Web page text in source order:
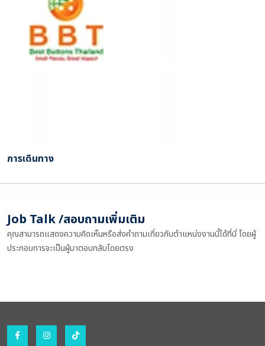
การเดินทาง
Job Talk /สอบถามเพิ่มเติม
คุณสามารถแสดงความคิดเห็นหรือส่งคำถามเกี่ยวกับตำแหน่งงานนี้ได้ที่นี่ โดยผู้
ประกอบการจะเป็นผู้มาตอบกลับโดยตรง